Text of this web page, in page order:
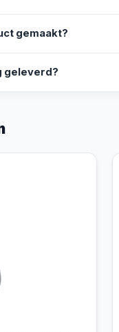
gemaakt?
geleverd?